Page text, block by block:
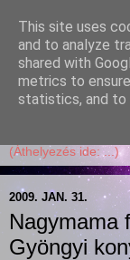
Garffyka
Szösszenetek a
receptekkel,
2009. JAN. 31.
Nagymama
Gyöngyi
This site uses
and to analyze
shared with
metrics to
statistics, and to